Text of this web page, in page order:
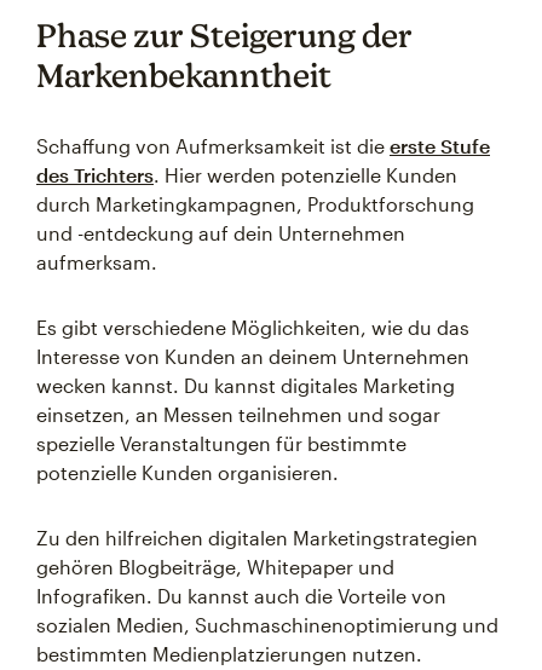
Phase zur Steigerung der
Markenbekanntheit
Schaffung von Aufmerksamkeit ist die erste Stufe
des Trichters. Hier werden potenzielle Kunden
durch Marketingkampagnen, Produktforschung
und -entdeckung auf dein Unternehmen
aufmerksam.
Es gibt verschiedene Möglichkeiten, wie du das
Interesse von Kunden an deinem Unternehmen
wecken kannst. Du kannst digitales Marketing
einsetzen, an Messen teilnehmen und sogar
spezielle Veranstaltungen für bestimmte
potenzielle Kunden organisieren.
Zu den hilfreichen digitalen Marketingstrategien
gehören Blogbeiträge, Whitepaper und
Infografiken. Du kannst auch die Vorteile von
sozialen Medien, Suchmaschinenoptimierung und
bestimmten Medienplatzierungen nutzen.